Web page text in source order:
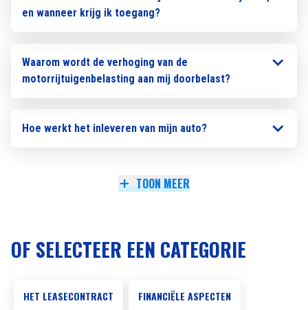
en wanneer krijg ik toegang?
Waarom wordt de verhoging van de
motorrijtuigenbelasting aan mij doorbelast?
Hoe werkt het inleveren van mijn auto?
TOON MEER
OF SELECTEER EEN CATEGORIE
HET LEASECONTRACT FINANCIËLE ASPECTEN